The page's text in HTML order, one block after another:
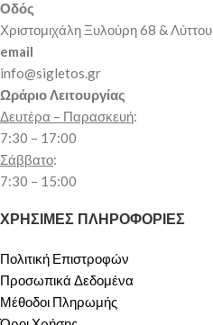
Οδός
Χριστομιχάλη Ξυλούρη 68 & Λύττου
email
info@sigletos.gr
Ωράριο Λειτουργίας
Δευτέρα – Παρασκευή:
7:30 – 17:00
Σάββατο:
7:30 – 15:00
ΧΡΗΣΙΜΕΣ ΠΛΗΡΟΦΟΡΙΕΣ
Πολιτική Επιστροφών
Προσωπικά Δεδομένα
Μέθοδοι Πληρωμής